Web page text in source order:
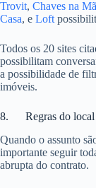
Trovit, Chaves na
Casa, e Loft
Todos os 20 sites
possibilitam
a possibilidade de
imóveis.
8. Regras do local
Quando o assunto
importante seguir
abrupta do contrato.